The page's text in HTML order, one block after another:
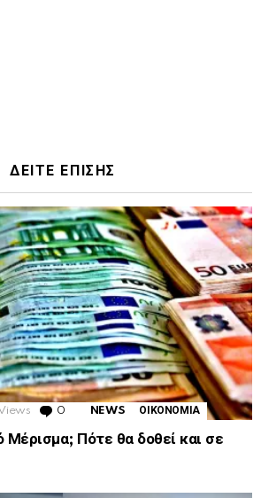
ΔΕΙΤΕ ΕΠΙΣΗΣ
0 Comments
NEWS ΟΙΚΟΝΟΜΙΑ
Μέρισμα; Πότε θα δοθεί και σε